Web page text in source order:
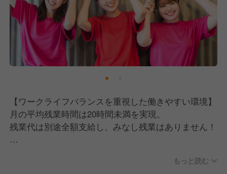
【ワークライフバランスを重視した働きやすい環境】
月の平均残業時間は20時間未満を実現。
残業代は別途全額支給し、みなし残業はありません！
もっと読む